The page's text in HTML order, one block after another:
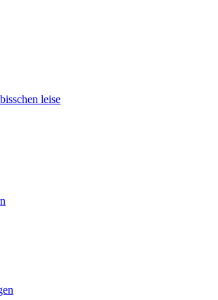
leise